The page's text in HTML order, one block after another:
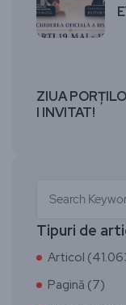
ZIUA
I INVITAT!
Tipuri de
Articol
Pagină (7)